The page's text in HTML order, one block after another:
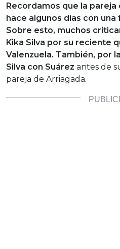
Recordamos que la
hace algunos días con
Sobre esto, muchos
Kika Silva por su reciente
Valenzuela. También, por
Silva con Suárez antes de
pareja de Arriagada.